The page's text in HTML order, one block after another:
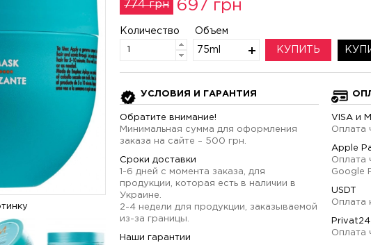
774 грн 697 грн
Количество Объем
75ml КУПИТЬ
УСЛОВИЯ И ГАРАНТИЯ
Обратите внимание!
Минимальная сумма для оформления
заказа на сайте – 500 грн.
Сроки доставки
1-6 дней с момента заказа, для
продукции, которая есть в наличии в
Украине.
2-4 недели для продукции, заказываемой
из-за границы.
Наши гарантии
VISA и
Оплата
Apple
Оплата
Google
USDT
Оплата
Privat24
Оплата